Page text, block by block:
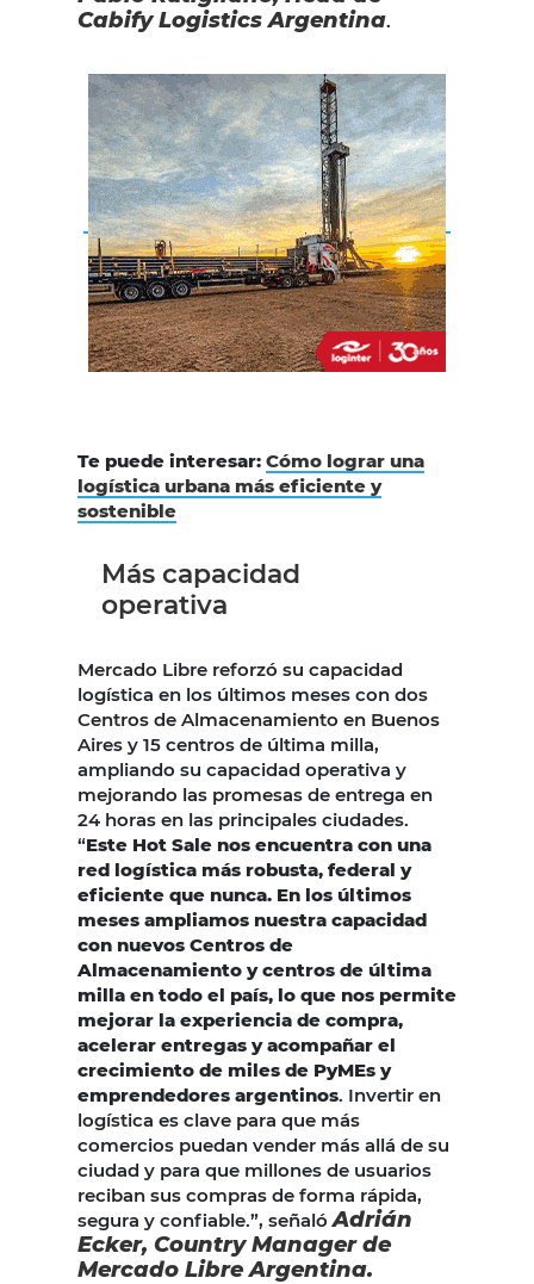
Cabify Logistics Argentina.
Te puede interesar: Cómo lograr una
logística urbana más eficiente y
sostenible
Más capacidad
operativa
Mercado Libre reforzó su capacidad
logística en los últimos meses con dos
Centros de Almacenamiento en Buenos
Aires y 15 centros de última milla,
ampliando su capacidad operativa y
mejorando las promesas de entrega en
24 horas en las principales ciudades.
“Este Hot Sale nos encuentra con una
red logística más robusta, federal y
eficiente que nunca. En los últimos
meses ampliamos nuestra capacidad
con nuevos Centros de
Almacenamiento y centros de última
milla en todo el país, lo que nos permite
mejorar la experiencia de compra,
acelerar entregas y acompañar el
crecimiento de miles de PyMEs y
emprendedores argentinos. Invertir en
logística es clave para que más
comercios puedan vender más allá de su
ciudad y para que millones de usuarios
reciban sus compras de forma rápida,
segura y confiable.”, señalóAdrián
Ecker, Country Manager de
Mercado Libre Argentina.